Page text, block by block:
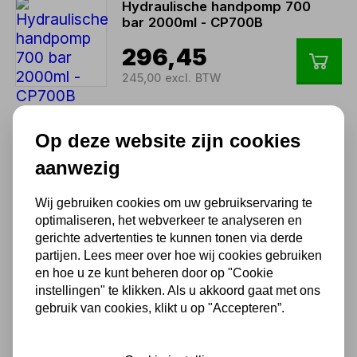
Hydraulische handpomp 700
bar 2000ml - CP700B
296,45
245,00 excl. BTW
Cilinder 10 ton slag 150mm
MPC10150
108,90
90,00 excl. BTW
Cilinder 30 ton slag 50mm
MPC3050
121,00
Op deze website zijn cookies
aanwezig
Wij gebruiken cookies om uw gebruikservaring te
optimaliseren, het webverkeer te analyseren en
gerichte advertenties te kunnen tonen via derde
partijen. Lees meer over hoe wij cookies gebruiken
en hoe u ze kunt beheren door op "Cookie
instellingen" te klikken. Als u akkoord gaat met ons
gebruik van cookies, klikt u op "Accepteren”.